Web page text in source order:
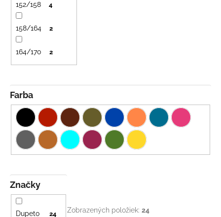
Značky
Dupeto 24
Farba
152/158 4
158/164 2
164/170 2
Zobrazených položiek: 24